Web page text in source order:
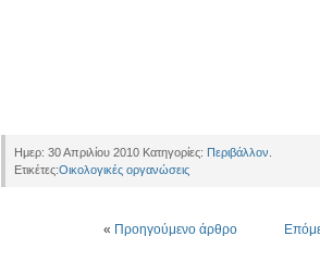
Ημερ: 30 Απριλίου 2010 Κατηγορίες: Περιβάλλον
Ετικέτες:Οικολογικές οργανώσεις
« Προηγούμενο άρθρο